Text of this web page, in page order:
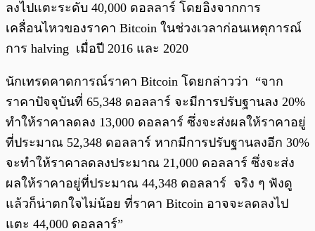
ลงไปแตะระดับ 40,000 ดอลลาร์ โดยอิงจากการ
เคลื่อนไหวของราคา Bitcoin ในช่วงเวลาก่อนเหตุการณ์
การ halving เมื่อปี 2016 และ 2020
นักเทรดคาดการณ์ราคา Bitcoin โดยกล่าวว่า “จาก
ราคาปัจจุบันที่ 65,348 ดอลลาร์ จะมีการปรับฐานลง 20%
ทำให้ราคาลดลง 13,000 ดอลลาร์ ซึ่งจะส่งผลให้ราคาอยู่
ที่ประมาณ 52,348 ดอลลาร์ หากมีการปรับฐานลงอีก 30%
จะทำให้ราคาลดลงประมาณ 21,000 ดอลลาร์ ซึ่งจะส่ง
ผลให้ราคาอยู่ที่ประมาณ 44,348 ดอลลาร์ จริง ๆ ฟังดู
แล้วก็น่าตกใจไม่น้อย ที่ราคา Bitcoin อาจจะลดลงไป
แตะ 44,000 ดอลลาร์”